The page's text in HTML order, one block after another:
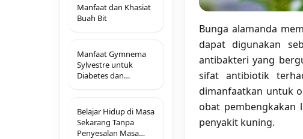
Manfaat dan Khasiat
Buah Bit
Manfaat Gymnema
Sylvestre untuk
Diabetes dan
Belajar Hidup di Masa
Sekarang Tanpa
Penyesalan Masa
Bunga alamanda
dapat digunakan
antibakteri yang
sifat antibiotik
dimanfaatkan untuk
obat pembengkakan
penyakit kuning.